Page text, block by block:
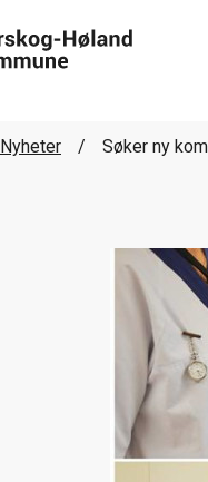
Nyheter Søker ny